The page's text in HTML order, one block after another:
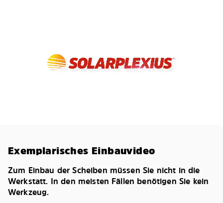
Exemplarisches Einbauvideo
Zum Einbau der Scheiben müssen Sie nicht in die
Werkstatt. In den meisten Fällen benötigen Sie kein
Werkzeug.